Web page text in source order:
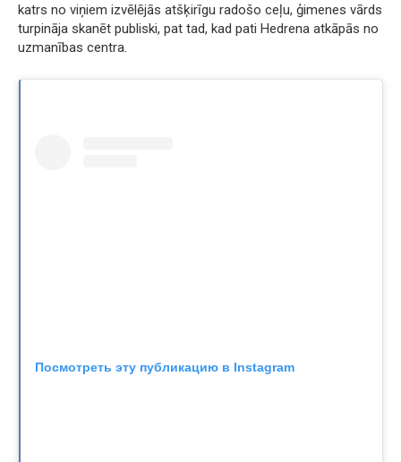
katrs no viņiem izvēlējās atšķirīgu radošo ceļu, ģimenes vārds
turpināja skanēt publiski, pat tad, kad pati Hedrena atkāpās no
uzmanības centra.
Посмотреть эту публикацию в Instagram